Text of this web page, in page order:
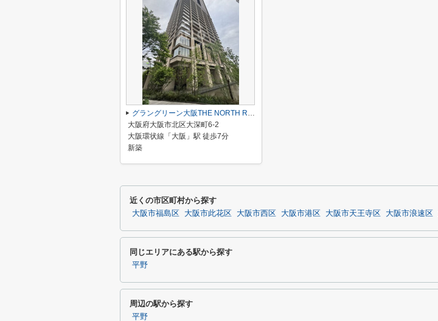
グラングリーン大阪THE NORTH RESIDENCE
大阪府大阪市北区大深町6-2
大阪環状線「大阪」駅 徒歩7分
新築
近くの市区町村から探す
大阪市福島区 大阪市此花区 大阪市西区 大阪市港区 大阪市天王寺区 大阪市浪速区
同じエリアにある駅から探す
平野
周辺の駅から探す
平野